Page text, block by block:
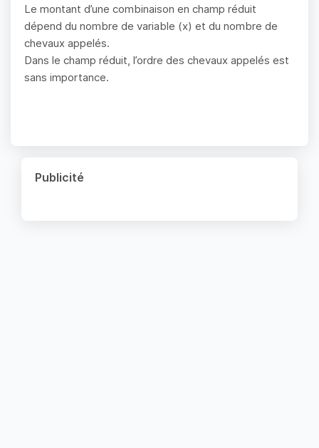
Le montant d’une combinaison en champ réduit
dépend du nombre de variable (x) et du nombre de
chevaux appelés.
Dans le champ réduit, l’ordre des chevaux appelés est
sans importance.
Publicité